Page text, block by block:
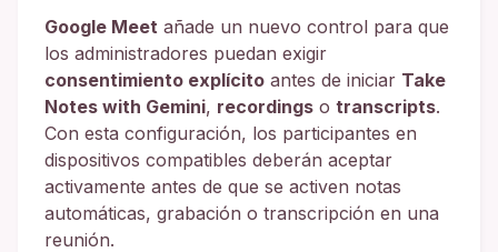
Google Meet añade un nuevo control para que
los administradores puedan exigir
consentimiento explícito antes de iniciar Take
Notes with Gemini, recordings o transcripts.
Con esta configuración, los participantes en
dispositivos compatibles deberán aceptar
activamente antes de que se activen notas
automáticas, grabación o transcripción en una
reunión.